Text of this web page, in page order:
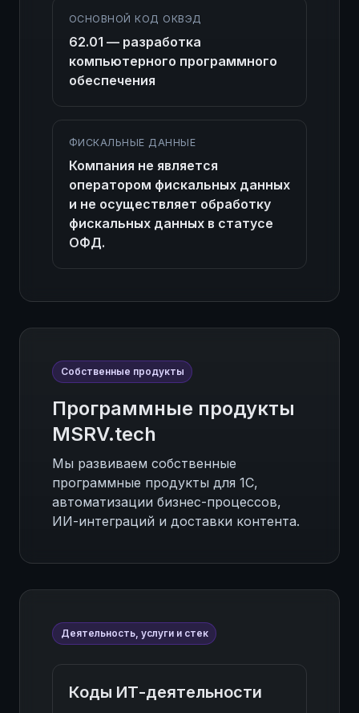
ОСНОВНОЙ КОД ОКВЭД
62.01 — разработка
компьютерного программного
обеспечения
ФИСКАЛЬНЫЕ ДАННЫЕ
Компания не является
оператором фискальных данных
и не осуществляет обработку
фискальных данных в статусе
ОФД.
Собственные продукты
Программные продукты
MSRV.tech
Мы развиваем собственные
программные продукты для 1С,
автоматизации бизнес-процессов,
ИИ-интеграций и доставки контента.
Деятельность, услуги и стек
Коды ИТ-деятельности